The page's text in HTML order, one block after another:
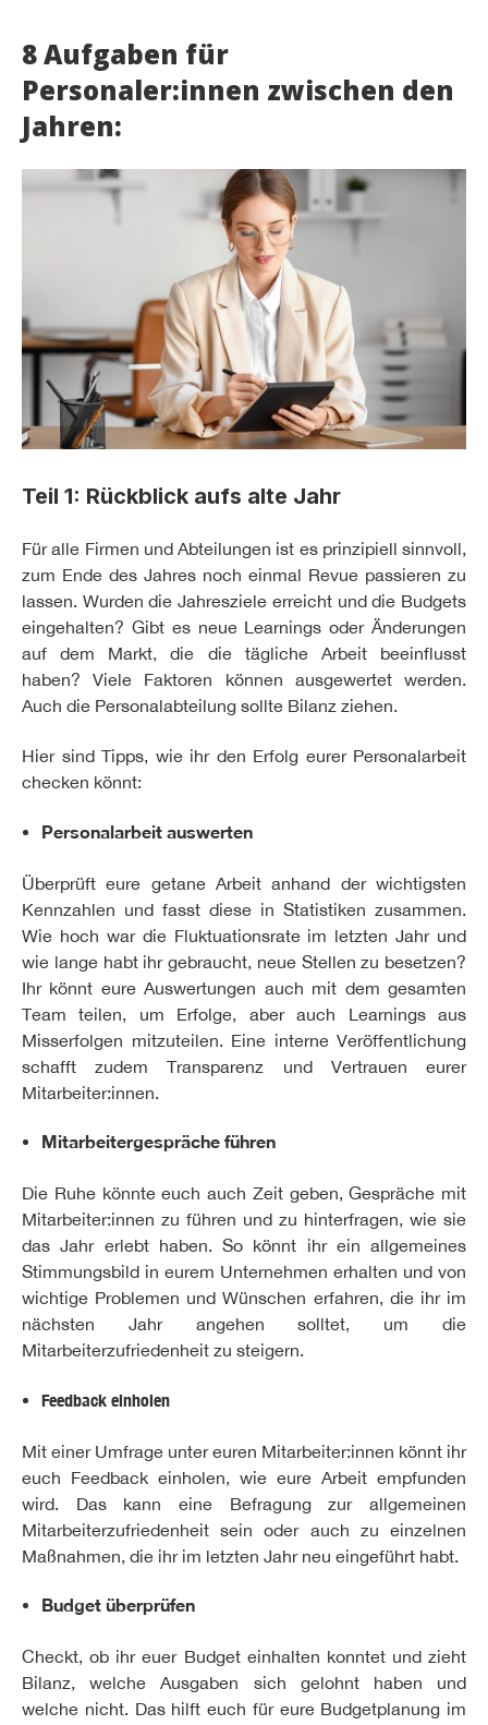
8 Aufgaben für
Personaler:innen zwischen den
Jahren:
Teil 1: Rückblick aufs alte Jahr
Für alle Firmen und Abteilungen ist es prinzipiell sinnvoll,
zum Ende des Jahres noch einmal Revue passieren zu
lassen. Wurden die Jahresziele erreicht und die Budgets
eingehalten? Gibt es neue Learnings oder Änderungen
auf dem Markt, die die tägliche Arbeit beeinflusst
haben? Viele Faktoren können ausgewertet werden.
Auch die Personalabteilung sollte Bilanz ziehen.
Hier sind Tipps, wie ihr den Erfolg eurer Personalarbeit
checken könnt:
Personalarbeit auswerten
Überprüft eure getane Arbeit anhand der wichtigsten
Kennzahlen und fasst diese in Statistiken zusammen.
Wie hoch war die Fluktuationsrate im letzten Jahr und
wie lange habt ihr gebraucht, neue Stellen zu besetzen?
Ihr könnt eure Auswertungen auch mit dem gesamten
Team teilen, um Erfolge, aber auch Learnings aus
Misserfolgen mitzuteilen. Eine interne Veröffentlichung
schafft zudem Transparenz und Vertrauen eurer
Mitarbeiter:innen.
Mitarbeitergespräche führen
Die Ruhe könnte euch auch Zeit geben, Gespräche mit
Mitarbeiter:innen zu führen und zu hinterfragen, wie sie
das Jahr erlebt haben. So könnt ihr ein allgemeines
Stimmungsbild in eurem Unternehmen erhalten und von
wichtige Problemen und Wünschen erfahren, die ihr im
nächsten Jahr angehen solltet, um die
Mitarbeiterzufriedenheit zu steigern.
Feedback einholen
Mit einer Umfrage unter euren Mitarbeiter:innen könnt ihr
euch Feedback einholen, wie eure Arbeit empfunden
wird. Das kann eine Befragung zur allgemeinen
Mitarbeiterzufriedenheit sein oder auch zu einzelnen
Maßnahmen, die ihr im letzten Jahr neu eingeführt habt.
Budget überprüfen
Checkt, ob ihr euer Budget einhalten konntet und zieht
Bilanz, welche Ausgaben sich gelohnt haben und
welche nicht. Das hilft euch für eure Budgetplanung im